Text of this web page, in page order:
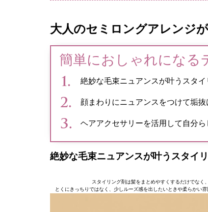
大人のセミロングアレンジ
簡単におしゃれになる
絶妙な毛束ニュアンスが叶うスタ
顔まわりにニュアンスをつけて垢抜
ヘアアクセサリーを活用して自分
絶妙な毛束ニュアンスが叶うスタイ
スタイリング剤は髪をまとめやすくするだけでなく
とくにきっちりではなく、少しルーズ感を出したいときや柔らかい